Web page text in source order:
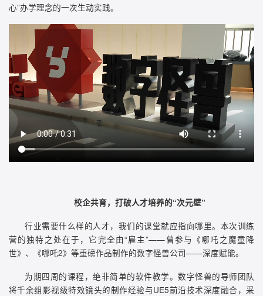
心”办学理念的一次生动实践。
校企共育，打破人才培养的“次元壁”
行业需要什么样的人才，我们的课堂就应指向哪里。本次训练
营的独特之处在于，它完全由“雇主”——曾参与《哪吒之魔童降
世》、《哪吒2》等重磅作品制作的数字怪兽公司——深度赋能。
为期四周的课程，绝非简单的软件教学。数字怪兽的导师团队
将千余组影视级特效镜头的制作经验与UE5前沿技术深度融合，采